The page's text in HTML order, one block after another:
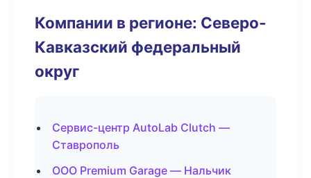
Компании в регионе: Северо-
Кавказский федеральный
округ
Сервис-центр AutoLab Clutch —
Ставрополь
ООО Premium Garage — Нальчик